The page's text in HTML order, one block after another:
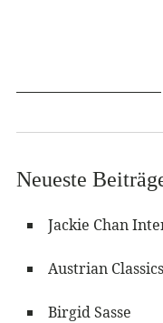
Neueste
Jackie Chan
Austrian
Birgid Sasse